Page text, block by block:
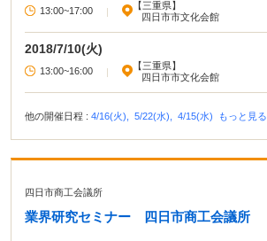
13:00~17:00 |
【三重県】
四日市市文化会館
2018/7/10(火)
13:00~16:00 |
【三重県】
四日市市文化会館
他の開催日程 : 4/16(火), 5/22(水), 4/15(水) もっと見る
四日市商工会議所
業界研究セミナー 四日市商工会議所